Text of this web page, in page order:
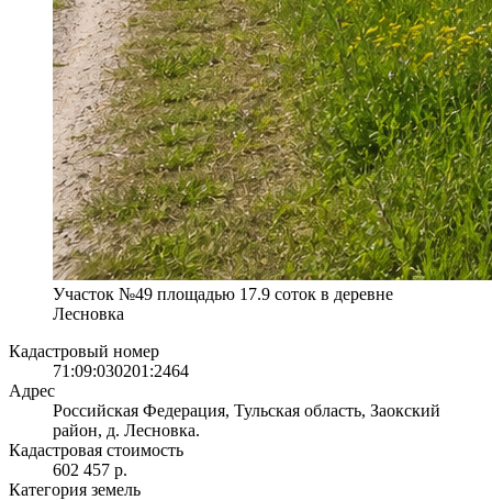
Участок №49 площадью 17.9 соток в деревне
Лесновка
Кадастровый номер
71:09:030201:2464
Адрес
Российская Федерация, Тульская область, Заокский
район, д. Лесновка.
Кадастровая стоимость
602 457 р.
Категория земель